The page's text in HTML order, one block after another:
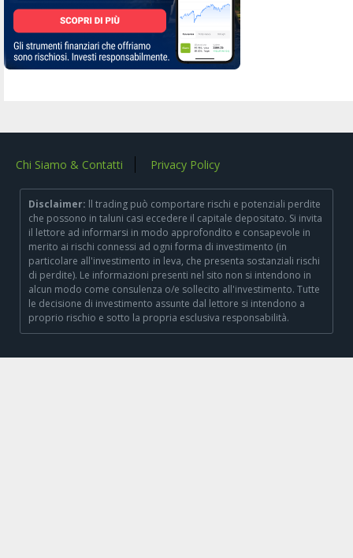
Chi Siamo & Contatti Privacy Policy
Disclaimer: ll trading può comportare rischi e potenziali perdite
che possono in taluni casi eccedere il capitale depositato. Si invita
il lettore ad informarsi in modo approfondito e consapevole in
merito ai rischi connessi ad ogni forma di investimento (in
particolare all'investimento in leva, che presenta sostanziali rischi
di perdite). Le informazioni presenti nel sito non si intendono in
alcun modo come consulenza o/e sollecito all'investimento. Tutte
le decisione di investimento assunte dal lettore si intendono a
proprio rischio e sotto la propria esclusiva responsabilità.